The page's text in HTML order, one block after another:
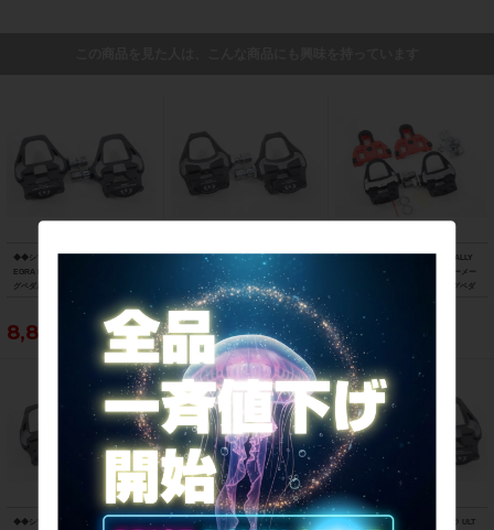
◆◆シマノ SHIMANO アルテグラ ULT
EGRA PD-R8000 SPD-SL ビンディン
グペダル（サイクルパラダイス大阪よ
8,800円
◆◆シマノ SHIMANO アルテグラ ULT
EGRA PD-6700-C SPD-SL カーボン ビ
ンディングペダル（サイクルパラダイ
ス大阪より配送）
7,700円
◆◆ガーミン GARMIN ラリー RALLY
RS200 デュアルセンシングパワーメー
ターペダル SPD-SL ビンディングペダ
送）
86,900円
◆◆シマノ SHIMANO アルテグラ ULT
◆◆シマノ SHIMANO アルテグラ ULT
◆◆シマノ SHIMANO アルテグラ ULT